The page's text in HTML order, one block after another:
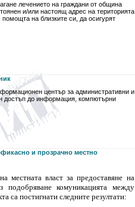
лечението на граждани от община
и/или настоящ адрес на територията
на близките си, да осигурят
център за административни и
достъп до информация, компютърни
и прозрачно местно
местната власт за предоставяне на
подобряване комуникацията между
са постигнати следните резултати: